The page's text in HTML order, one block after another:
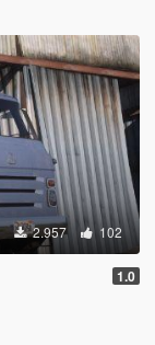
2.957 102
1.0